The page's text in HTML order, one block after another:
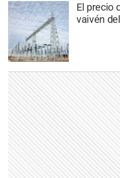
El precio
vaivén